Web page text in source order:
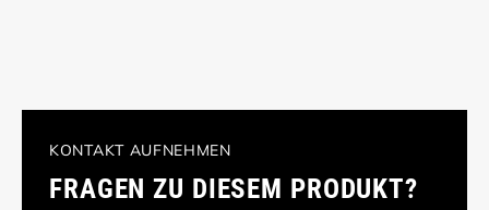
KONTAKT AUFNEHMEN
FRAGEN ZU DIESEM PRODUKT?